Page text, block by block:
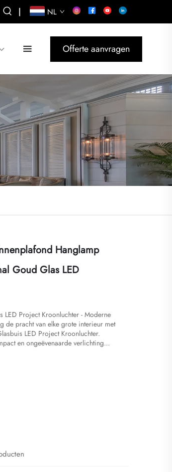
| NL
Offerte aanvragen
Hanglamp
Goud Glas LED
LED Project Kroonluchter - Moderne
de pracht van elke grote interieur met
LED Project Kroonluchter.
en ongeëvenaarde verlichting...